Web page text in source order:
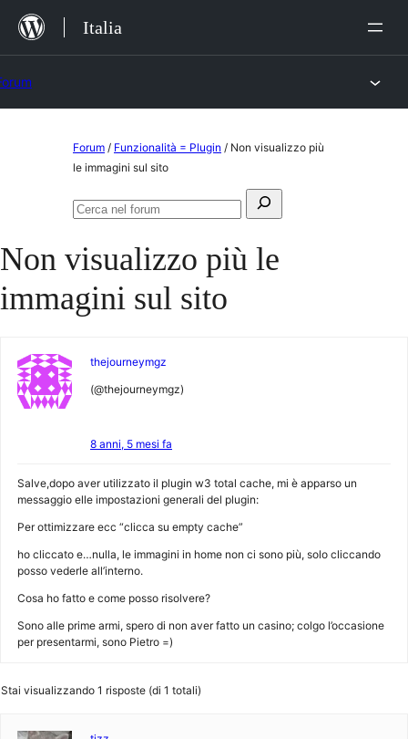
Salta
Italia
Forum / Funzionalità = Plugin / Non visualizzo più
le immagini sul sito
Cerca:
Cerca
Non visualizzo più le
immagini sul sito
thejourneymgz
(@thejourneymgz)
8 anni, 5 mesi fa
Salve,dopo aver utilizzato il plugin w3 total cache, mi è apparso un
messaggio elle impostazioni generali del plugin:
Per ottimizzare ecc “clicca su empty cache”
ho cliccato e…nulla, le immagini in home non ci sono più, solo cliccando
posso vederle all’interno.
Cosa ho fatto e come posso risolvere?
Sono alle prime armi, spero di non aver fatto un casino; colgo l’occasione
per presentarmi, sono Pietro =)
Stai visualizzando 1 risposte (di 1 totali)